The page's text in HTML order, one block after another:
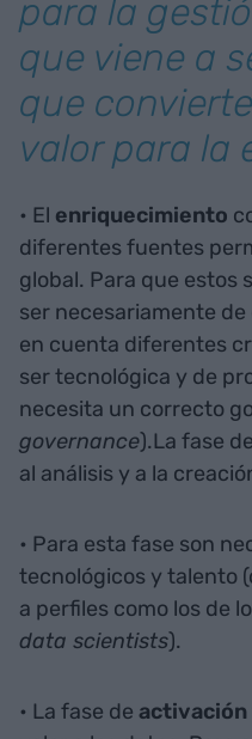
para la
que viene a
que
valor para la
• El enriquecimiento
diferentes fuentes
global. Para que estos
ser necesariamente
en cuenta diferentes
ser tecnológica y de
necesita un correcto
governance).La fase de
al análisis y a la
• Para esta fase son
tecnológicos y talento
a perfiles como los de
data scientists).
• La fase de activación